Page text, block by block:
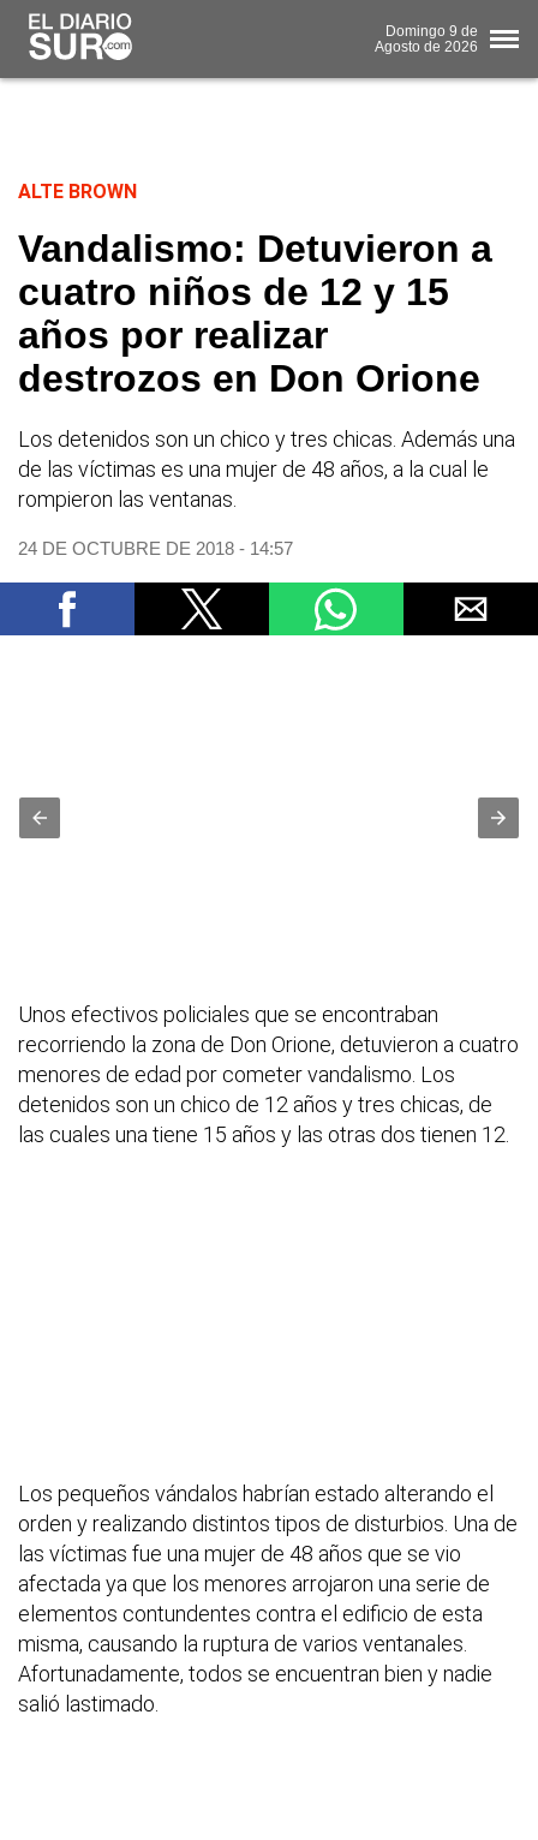
Domingo 9 de
Agosto de 2026
ALTE BROWN
Vandalismo: Detuvieron a
cuatro niños de 12 y 15
años por realizar
destrozos en Don Orione
Los detenidos son un chico y tres chicas. Además una
de las víctimas es una mujer de 48 años, a la cual le
rompieron las ventanas.
24 DE OCTUBRE DE 2018 - 14:57
Unos efectivos policiales que se encontraban
recorriendo la zona de Don Orione, detuvieron a cuatro
menores de edad por cometer vandalismo. Los
detenidos son un chico de 12 años y tres chicas, de
las cuales una tiene 15 años y las otras dos tienen 12.
Los pequeños vándalos habrían estado alterando el
orden y realizando distintos tipos de disturbios. Una de
las víctimas fue una mujer de 48 años que se vio
afectada ya que los menores arrojaron una serie de
elementos contundentes contra el edificio de esta
misma, causando la ruptura de varios ventanales.
Afortunadamente, todos se encuentran bien y nadie
salió lastimado.